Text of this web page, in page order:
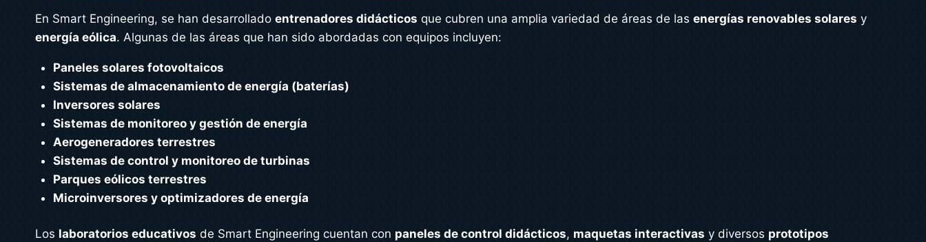
En Smart Engineering, se han desarrollado entrenadores didácticos que cubren una amplia variedad de áreas de las energías renovables solares y
energía eólica. Algunas de las áreas que han sido abordadas con equipos incluyen:
Paneles solares fotovoltaicos
Sistemas de almacenamiento de energía (baterías)
Inversores solares
Sistemas de monitoreo y gestión de energía
Aerogeneradores terrestres
Sistemas de control y monitoreo de turbinas
Parques eólicos terrestres
Microinversores y optimizadores de energía
Los laboratorios educativos de Smart Engineering cuentan con paneles de control didácticos, maquetas interactivas y diversos prototipos